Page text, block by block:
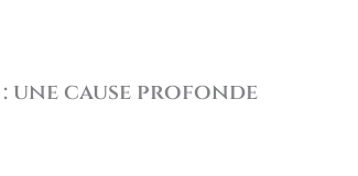
une cause profonde